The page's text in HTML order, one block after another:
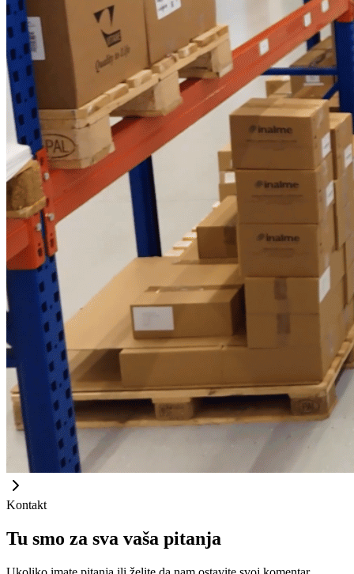
Kontakt
Tu smo za sva vaša pitanja